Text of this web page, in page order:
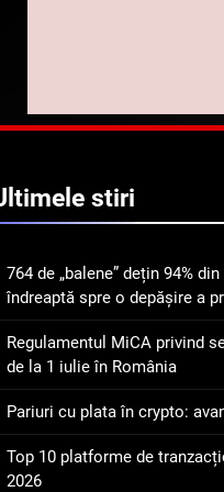
2
stiri
764 de „balene” dețin 94%
îndreaptă spre o depășire a
Regulamentul MiCA privind
de la 1 iulie în România
Pariuri cu plata în crypto:
Top 10 platforme de
2026